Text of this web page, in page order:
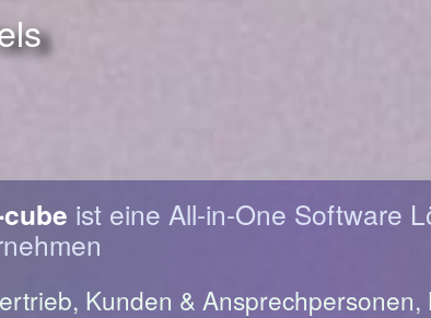
ist eine All-in-One Software
Kunden & Ansprechpersonen,